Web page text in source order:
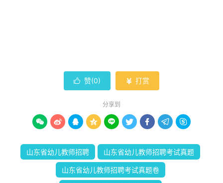
 赞(0)  打赏
分享到
        
山东省幼儿教师招聘 山东省幼儿教师招聘考试真题
山东省幼儿教师招聘考试真题卷